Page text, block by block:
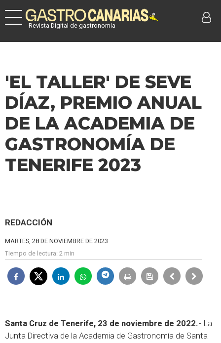
Revista Digital de gastronomía
'EL TALLER' DE SEVE
DÍAZ, PREMIO ANUAL
DE LA ACADEMIA DE
GASTRONOMÍA DE
TENERIFE 2023
REDACCIÓN
MARTES, 28 DE NOVIEMBRE DE 2023
Tiempo de lectura: 2 min
Santa Cruz de Tenerife, 23 de noviembre de 2022.- La
Junta Directiva de la Academia de Gastronomía de Santa